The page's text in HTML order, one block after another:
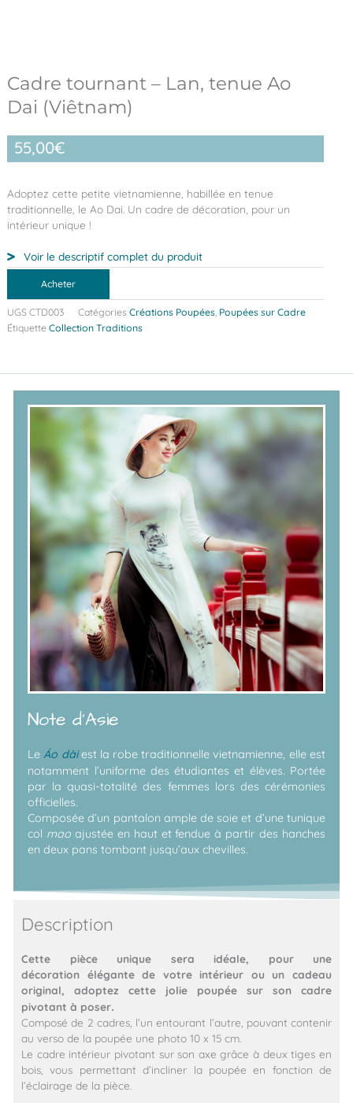
Cadre tournant – Lan, tenue Ao
Dai (Viêtnam)
55,00€
Adoptez cette petite vietnamienne, habillée en tenue
traditionnelle, le Ao Dai. Un cadre de décoration, pour un
intérieur unique !
Voir le descriptif complet du produit
Acheter
UGS CTD003 Catégories Créations Poupées, Poupées sur Cadre
Étiquette Collection Traditions
Note d'Asie
LeÁo dài est la robe traditionnelle vietnamienne, elle est
notamment l’uniforme des étudiantes et élèves. Portée
par la quasi-totalité des femmes lors des cérémonies
officielles.
Composée d’un pantalon ample de soie et d’une tunique
col mao ajustée en haut et fendue à partir des hanches
en deux pans tombant jusqu’aux chevilles.
Description
Cette pièce unique sera idéale, pour une
décoration élégantede votre intérieur ou un cadeau
original, adoptez cette jolie poupée sur son cadre
pivotant à poser.
Composé de 2 cadres, l’un entourant l’autre, pouvant contenir
au verso de la poupée une photo 10 x 15 cm.
Le cadre intérieur pivotant sur son axe grâce à deux tiges en
bois, vous permettant d’incliner la poupée en fonction de
l’éclairage de la pièce.